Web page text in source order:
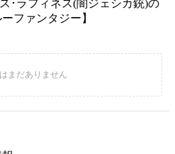
･ラフィネス(闇ジェシカ銃)の
ファンタジー】